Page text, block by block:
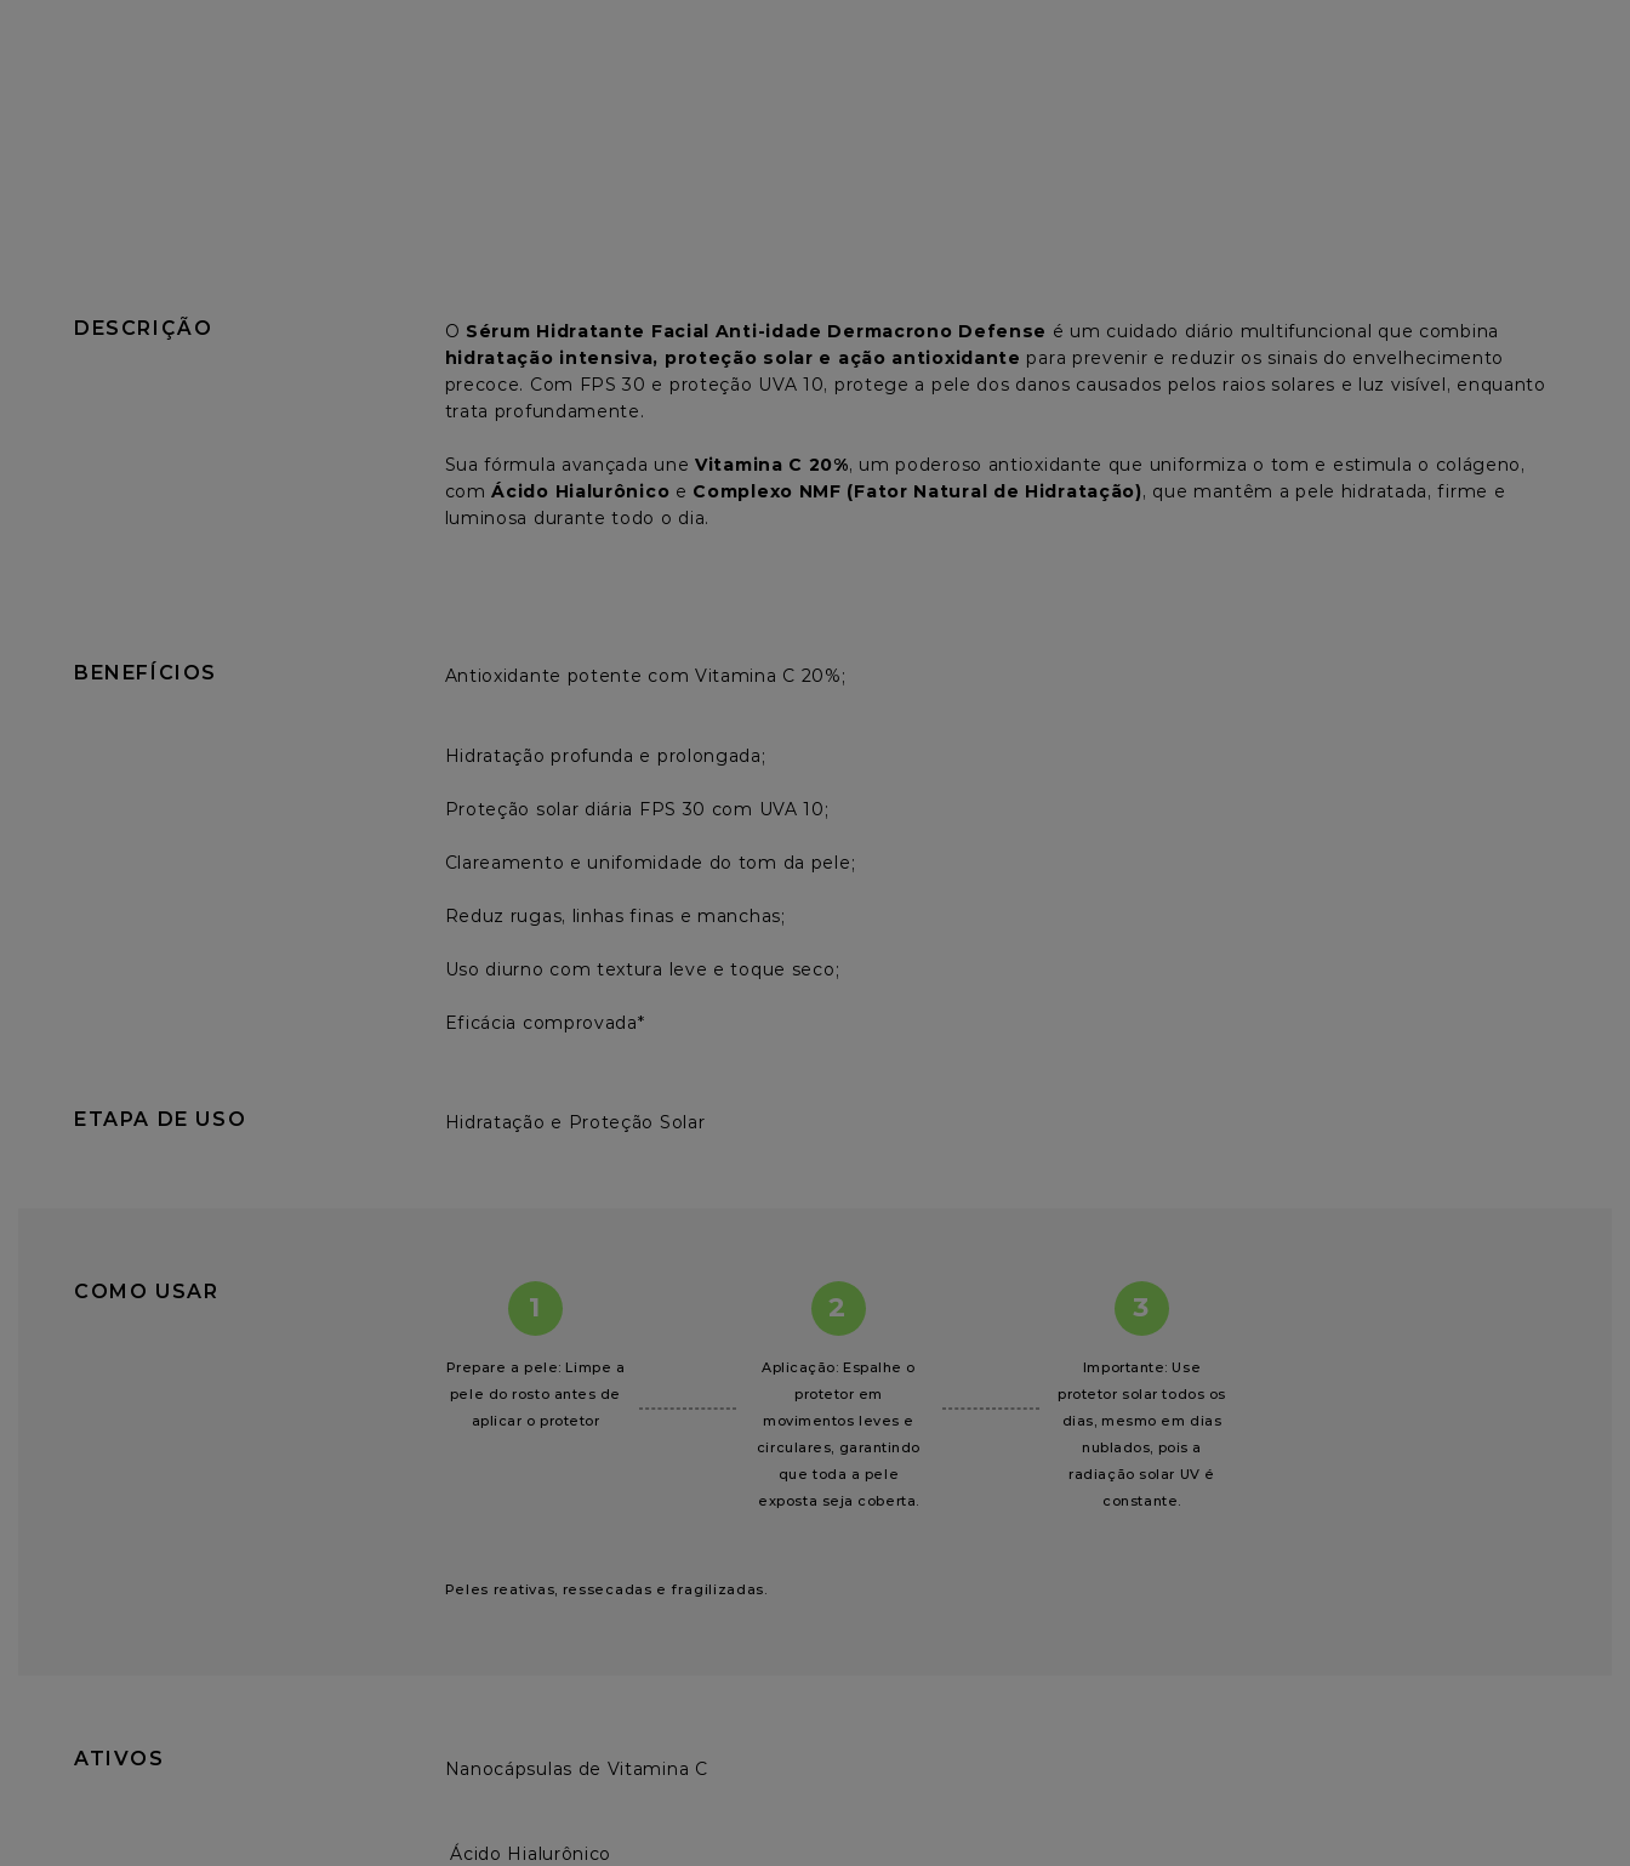
DESCRIÇÃO O Sérum Hidratante Facial Anti-idade Dermacrono Defense é um cuidado diário multifuncional que combina
hidratação intensiva, proteção solar e ação antioxidante para prevenir e reduzir os sinais do envelhecimento
precoce. Com FPS 30 e proteção UVA 10, protege a pele dos danos causados pelos raios solares e luz visível, enquanto
trata profundamente.
Sua fórmula avançada une Vitamina C 20%, um poderoso antioxidante que uniformiza o tom e estimula o colágeno,
com Ácido Hialurônico e Complexo NMF (Fator Natural de Hidratação), que mantêm a pele hidratada, firme e
luminosa durante todo o dia.
BENEFÍCIOS Antioxidante potente com Vitamina C 20%;
Hidratação profunda e prolongada;
Proteção solar diária FPS 30 com UVA 10;
Clareamento e unifomidade do tom da pele;
Reduz rugas, linhas finas e manchas;
Uso diurno com textura leve e toque seco;
Eficácia comprovada*
ETAPA DE USO Hidratação e Proteção Solar
COMO USAR 1
Prepare a pele: Limpe a
pele do rosto antes de
aplicar o protetor
2
Aplicação: Espalhe o
protetor em
movimentos leves e
circulares, garantindo
que toda a pele
exposta seja coberta.
3
Importante: Use
protetor solar todos os
dias, mesmo em dias
nublados, pois a
radiação solar UV é
constante.
Peles reativas, ressecadas e fragilizadas.
ATIVOS Nanocápsulas de Vitamina C
Ácido Hialurônico